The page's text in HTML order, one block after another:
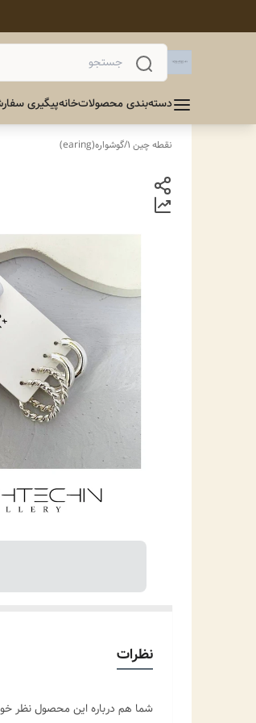
دسته‌بندی محصولاتخانهپیگیری
نقطه چین 1 /گوشواره(earing)
نظرات
شما هم درباره این محصول نظر